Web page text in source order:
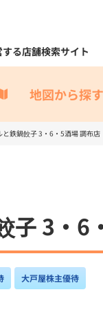
る店舗検索サイト
地図から探す
と鉄鍋餃子 3・6・5酒場 調布店
子 3・6
大戸屋株主優待